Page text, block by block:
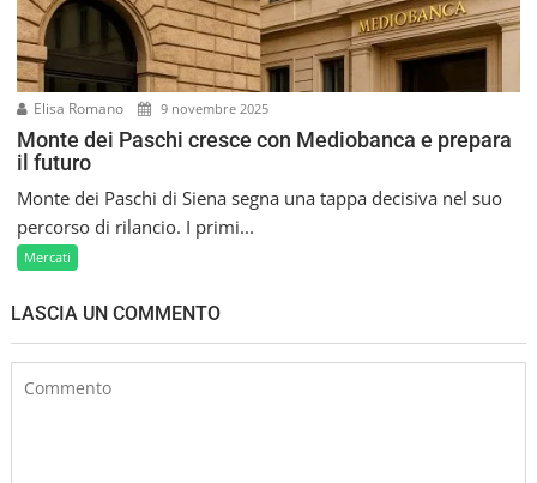
Elisa Romano 9 novembre 2025
Monte dei Paschi cresce con Mediobanca e prepara
il futuro
Monte dei Paschi di Siena segna una tappa decisiva nel suo
percorso di rilancio. I primi...
Mercati
LASCIA UN COMMENTO